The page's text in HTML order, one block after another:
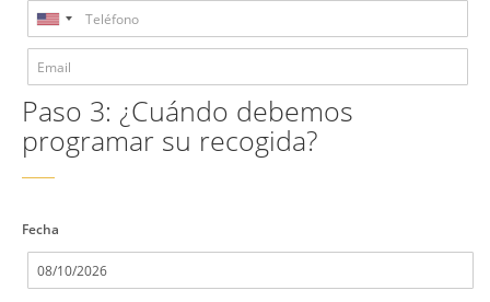
Paso 3: ¿Cuándo debemos
programar su recogida?
Fecha